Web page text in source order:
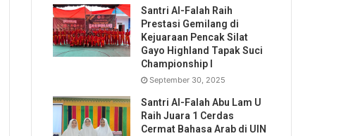
Santri Al-Falah Raih
Prestasi Gemilang di
Kejuaraan Pencak Silat
Gayo Highland Tapak Suci
Championship I
September 30, 2025
Santri Al-Falah Abu Lam U
Raih Juara 1 Cerdas
Cermat Bahasa Arab di UIN